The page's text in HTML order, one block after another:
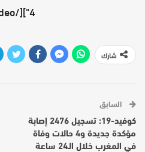
4"][/video]
شارك
السابق
كوفيد-19: تسجيل 2476 إصابة
مؤكدة جديدة و4 حالات وفاة
في المغرب خلال الـ24 ساعة